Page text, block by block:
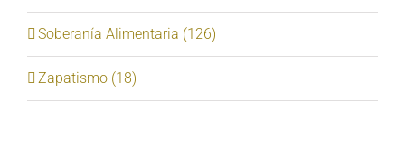
Soberanía Alimentaria (126)
Zapatismo (18)